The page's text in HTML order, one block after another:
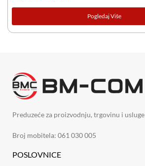
Pogledaj Više
Preduzeće za proizvodnju, trgovinu i usluge
Broj mobitela: 061 030 005
POSLOVNICE